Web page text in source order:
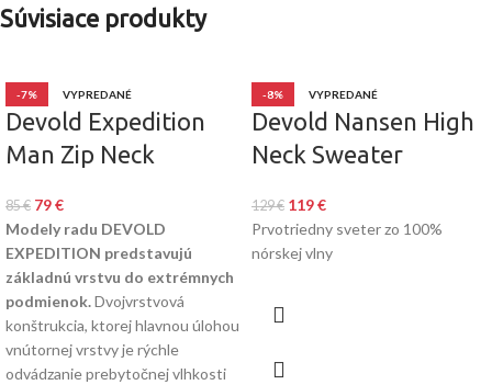
Súvisiace produkty
-7% VYPREDANÉ
Devold Expedition
Man Zip Neck
85€ 79€
Modely radu DEVOLD
EXPEDITION predstavujú
základnú vrstvu do extrémnych
podmienok.Dvojvrstvová
konštrukcia, ktorej hlavnou úlohou
vnútornej vrstvy je rýchle
odvádzanie prebytočnej vlhkosti
-8% VYPREDANÉ
Devold Nansen High
Neck Sweater
129€ 119€
Prvotriedny sveter zo 100%
nórskej vlny